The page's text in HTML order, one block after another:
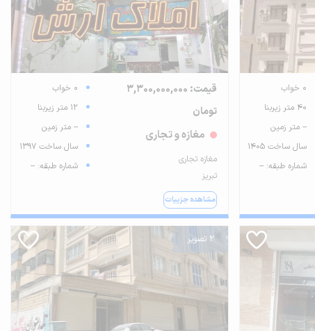
0 خواب
40 متر زیربنا
-- متر زمین
سال ساخت 1405
شماره طبقه: --
قیمت: 3,300,000,000
تومان
مغازه و تجاری
مغازه تجاری
تبریز
مشاهده جزییات
0 خواب
12 متر زیربنا
-- متر زمین
سال ساخت 1397
شماره طبقه: --
2 تصویر